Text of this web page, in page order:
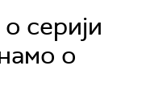
серији
о